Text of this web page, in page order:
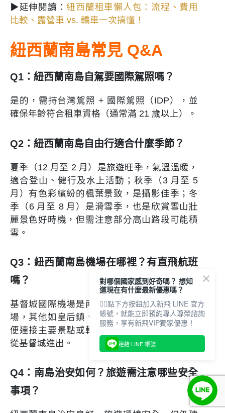
▶延伸閱讀：紐西蘭租車懶人包：流程、費用
比較、露營車 vs. 轎車一次搞懂！
紐西蘭南島常見 Q&A
Q1：紐西蘭南島自駕要國際駕照嗎？
是的，需持台灣駕照 + 國際駕照（IDP），並
確保年齡符合租車資格（通常滿 21 歲以上）。
Q2：紐西蘭南島自由行適合什麼季節？
夏季（12 月至 2 月）是旅遊旺季，氣溫溫暖，
適合登山、健行及水上活動；秋季（3 月至 5
月）有色彩繽紛的楓葉景致，是攝影佳季；冬
季（6 月至 8 月）是滑雪季，也是欣賞雪山壯
麗景色好時機，但需注意部分高山路段可能積
雪。
Q3：紐西蘭南島機場在哪裡？有直飛航班
嗎？
基督城國際機場是南島最主要的國際與國內機
場，其他如皇后鎮、但尼丁也有國內航班，方
便連接主要景點或轉機。大多數自由行旅客會
從基督城進出。
Q4：南島治安如何？旅遊需注意哪些安全
事項？
對哪個國家感到好奇嗎？ 想知
道現在有什麼最新優惠嗎？
👇🏻點下方按鈕加入新飛 LINE 官方
帳號，就能立即預約專人尊榮諮詢
服務，享有新飛VIP獨家優惠！
連結 LINE 帳號